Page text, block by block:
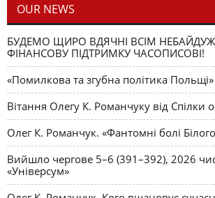
OUR NEWS
БУДЕМО ЩИРО ВДЯЧНІ ВСІМ
ФІНАНСОВУ ПІДТРИМКУ ЧАСОПИСОВІ!
«Помилкова та згубна політика Польщі»
Вітання Олегу К. Романчуку від Спілки
Олег К. Романчук. «Фантомні болі
Вийшло чергове 5–6 (391–392), 2026
«Універсум»